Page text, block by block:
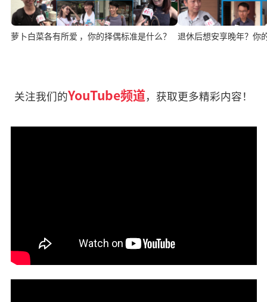
萝卜白菜各有所爱 ，你的择偶标准是什么？ 退休后想安享晚年？你
关注我们的YouTube频道，获取更多精彩内容！